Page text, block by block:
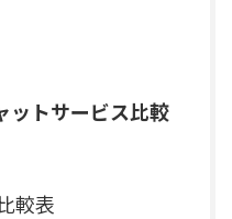
ットサービス比較
較表